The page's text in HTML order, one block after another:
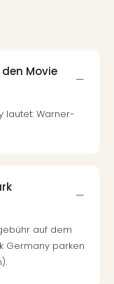
Movie
lautet: Warner-
auf dem
Germany parken